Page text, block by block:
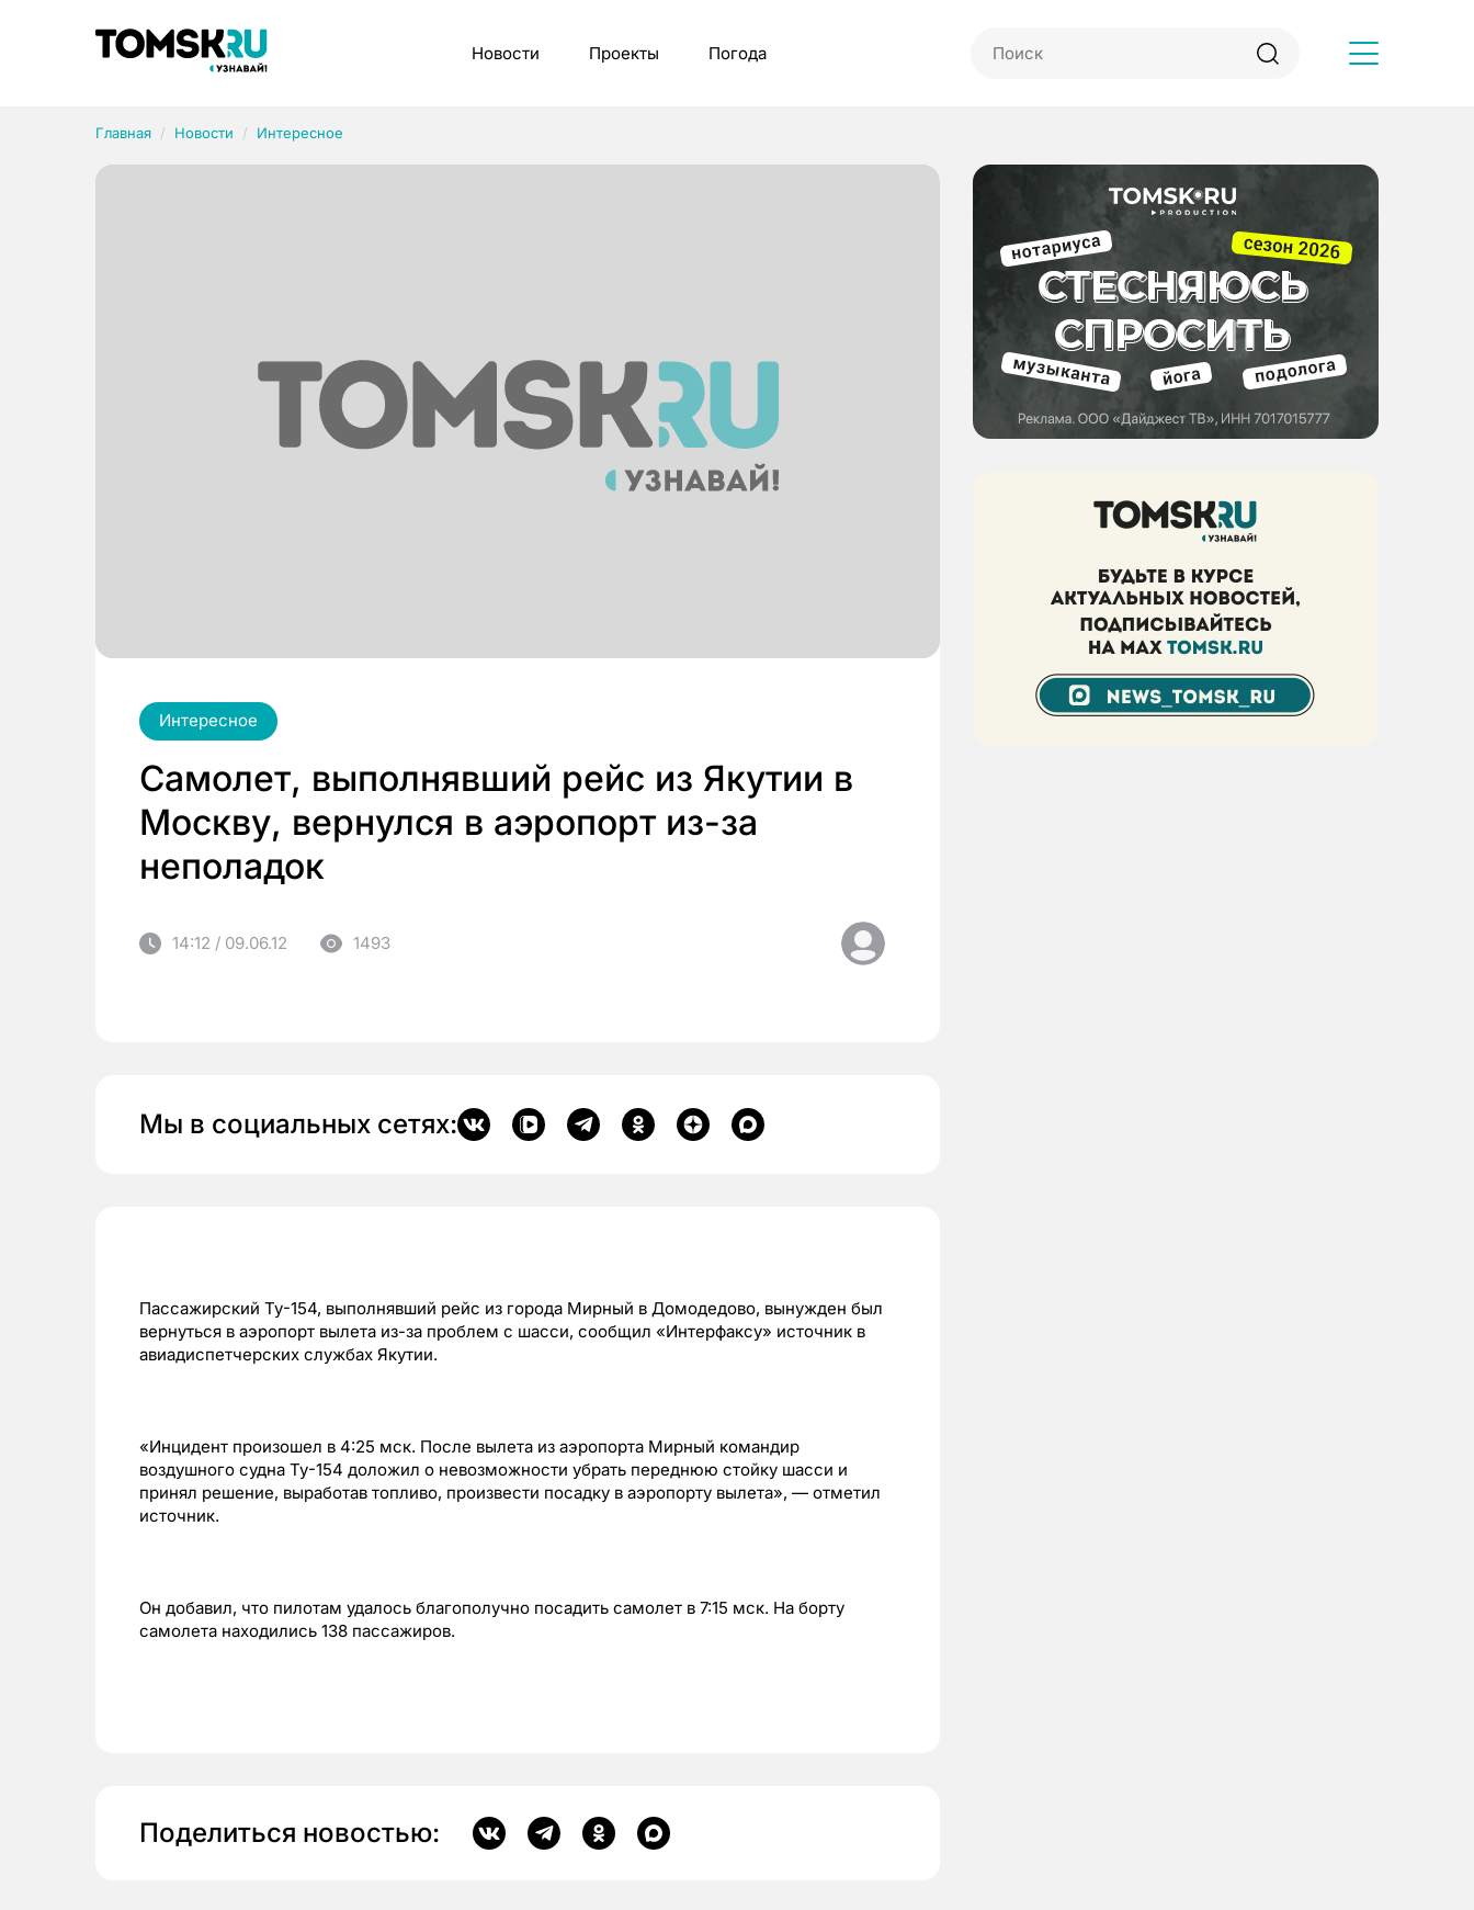
Новости Проекты Погода
Главная Новости Интересное
Интересное
Самолет, выполнявший рейс из Якутии в
Москву, вернулся в аэропорт из-за
неполадок
14:12 / 09.06.12 1493
Мы в социальных сетях:
Пассажирский Ту-154, выполнявший рейс из города Мирный в Домодедово, вынужден был
вернуться в аэропорт вылета из-за проблем с шасси, сообщил «Интерфаксу» источник в
авиадиспетчерских службах Якутии.
«Инцидент произошел в 4:25 мск. После вылета из аэропорта Мирный командир
воздушного судна Ту-154 доложил о невозможности убрать переднюю стойку шасси и
принял решение, выработав топливо, произвести посадку в аэропорту вылета», — отметил
источник.
Он добавил, что пилотам удалось благополучно посадить самолет в 7:15 мск. На борту
самолета находились 138 пассажиров.
Поделиться новостью:
Рубрики